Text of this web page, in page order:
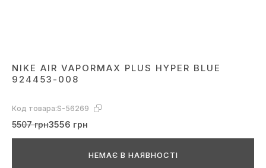
NIKE AIR VAPORMAX PLUS HYPER BLUE
924453-008
Код товара:S-56269
5507 грн3556 грн
НЕМАЄ В НАЯВНОСТІ